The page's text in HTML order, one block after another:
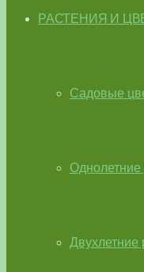
РАСТЕНИЯ И
Садовые
Однолетние
Двухлетние